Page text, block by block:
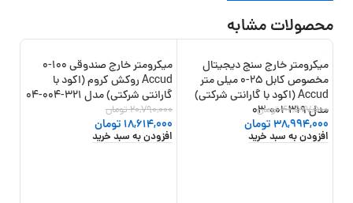
محصولات مشابه
-8%
میکرومتر خارج سنج دیجیتال
مخصوص کابل 25-0 میلی متر
Accud (اکود با گارانتی شرکتی)
مدل 319-001-03
42,577,500تومان
38,994,000تومان
افزودن به سبد خرید
-10%
میکرومتر خارج صندوقی 100-0
Accud روکش کروم (اکود با
گارانتی شرکتی) مدل 321-004-04
20,790,000تومان
18,614,000 تومان
افزودن به سبد خرید